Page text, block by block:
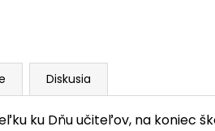
Diskusia
ku Dňu učiteľov, na koniec